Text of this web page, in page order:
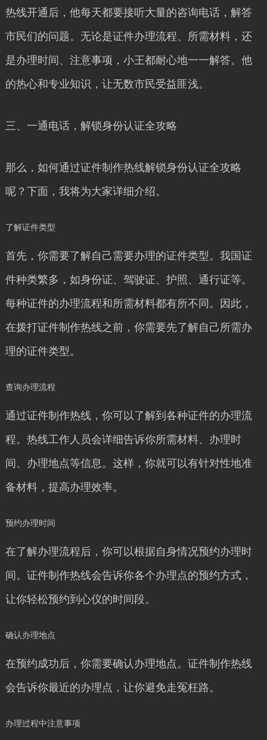
热线开通后，他每天都要接听大量的咨询电话，解答
市民们的问题。无论是证件办理流程、所需材料，还
是办理时间、注意事项，小王都耐心地一一解答。他
的热心和专业知识，让无数市民受益匪浅。
三、一通电话，解锁身份认证全攻略
那么，如何通过证件制作热线解锁身份认证全攻略
呢？下面，我将为大家详细介绍。
了解证件类型
首先，你需要了解自己需要办理的证件类型。我国证
件种类繁多，如身份证、驾驶证、护照、通行证等。
每种证件的办理流程和所需材料都有所不同。因此，
在拨打证件制作热线之前，你需要先了解自己所需办
理的证件类型。
查询办理流程
通过证件制作热线，你可以了解到各种证件的办理流
程。热线工作人员会详细告诉你所需材料、办理时
间、办理地点等信息。这样，你就可以有针对性地准
备材料，提高办理效率。
预约办理时间
在了解办理流程后，你可以根据自身情况预约办理时
间。证件制作热线会告诉你各个办理点的预约方式，
让你轻松预约到心仪的时间段。
确认办理地点
在预约成功后，你需要确认办理地点。证件制作热线
会告诉你最近的办理点，让你避免走冤枉路。
办理过程中注意事项